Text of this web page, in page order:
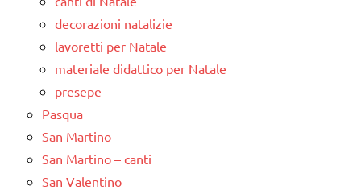
decorazioni natalizie
lavoretti per Natale
materiale didattico per Natale
presepe
Pasqua
San Martino
San Martino – canti
San Valentino